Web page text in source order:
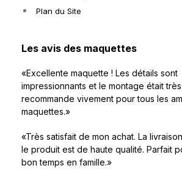
Plan du Site
Les avis des maquettes
«Excellente maquette ! Les détails sont
impressionnants et le montage était
recommande vivement pour tous les
maquettes.»
«Très satisfait de mon achat. La
le produit est de haute qualité. Parfait
bon temps en famille.»